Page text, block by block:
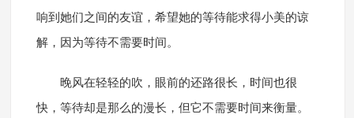
响到她们之间的友谊，希望她的等待能求得小美的谅
解，因为等待不需要时间。
晚风在轻轻的吹，眼前的还路很长，时间也很
快，等待却是那么的漫长，但它不需要时间来衡量。